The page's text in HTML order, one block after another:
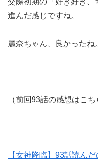
交際初期の「好き好き、
進んだ感じですね。
麗奈ちゃん、良かったね。
（前回93話の感想はこち
【女神降臨】93話読ん